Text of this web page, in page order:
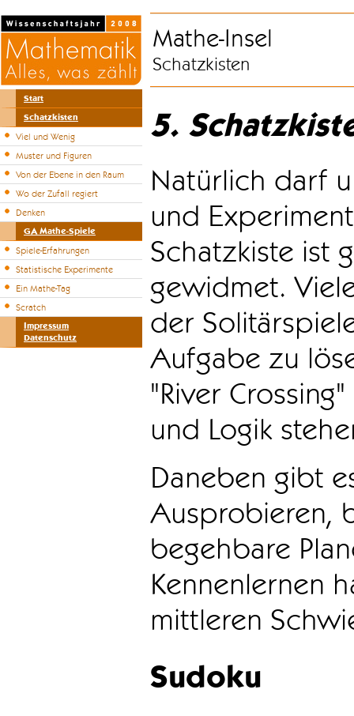
Start
Schatzkisten
Viel und Wenig
Muster und Figuren
Von der Ebene in den Raum
Wo der Zufall regiert
Denken
GA Mathe-Spiele
Spiele-Erfahrungen
Statistische Experimente
Ein Mathe-Tag
Scratch
Impressum
Datenschutz
Mathe-Insel
Schatzkisten
5.
Natürlich darf
und
Schatzkiste ist
gewidmet.
der
Aufgabe zu
"River
und Logik
Daneben gibt
Ausprobieren,
begehbare
Kennenlernen
mittleren
Sudoku